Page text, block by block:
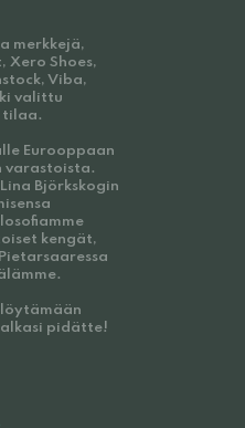
merkkejä,
Xero Shoes,
Viba,
valittu
tilaa.
Eurooppaan
varastoista.
Björkskogin
kengät,
löytämään
pidätte!